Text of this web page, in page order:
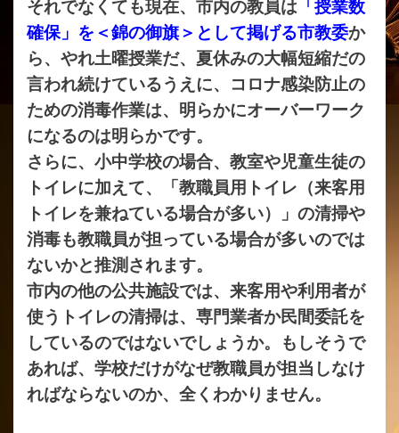
それでなくても現在、市内の教員は 「授業数
確保」を＜錦の御旗＞として掲げる市教委か
ら、やれ土曜授業だ、夏休みの大幅短縮だの
言われ続けているうえに、コロナ感染防止の
ための消毒作業は、明らかにオーバーワーク
になるのは明らかです。
さらに、小中学校の場合、教室や児童生徒の
トイレに加えて、「教職員用トイレ（来客用
トイレを兼ねている場合が多い）」の清掃や
消毒も教職員が担っている場合が多いのでは
ないかと推測されます。
市内の他の公共施設では、来客用や利用者が
使うトイレの清掃は、専門業者か民間委託を
しているのではないでしょうか。もしそうで
あれば、学校だけがなぜ教職員が担当しなけ
ればならないのか、全くわかりません。